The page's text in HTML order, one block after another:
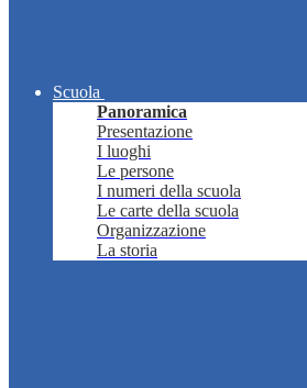
Scuola
Panoramica
Presentazione
I luoghi
Le persone
I numeri della scuola
Le carte della scuola
Organizzazione
La storia